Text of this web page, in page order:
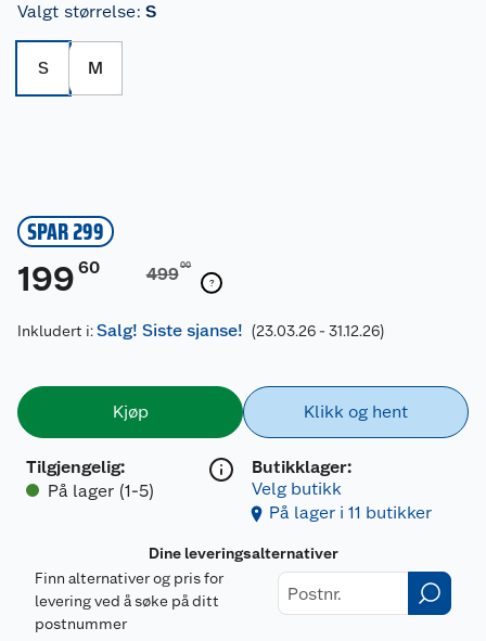
Valgt størrelse: S
S M
SPAR 299
199 60 49900
Inkludert i:Salg! Siste sjanse! (23.03.26 - 31.12.26)
Kjøp
Tilgjengelig:
På lager (1-5)
Klikk og hent
Butikklager:
Velg butikk
På lager i 11 butikker
Dine leveringsalternativer
Finn alternativer og pris for
levering ved å søke på ditt
postnummer